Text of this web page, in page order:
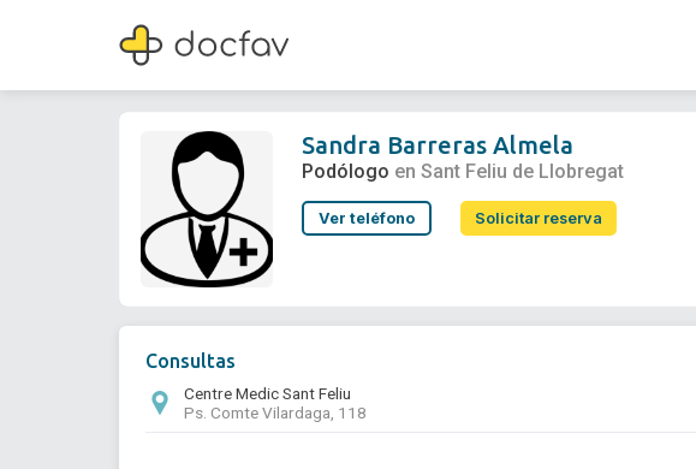
Sandra Barreras Almela
Podólogo
Sandra Barreras Almela
Podólogo en Sant Feliu de Llobregat
Ver teléfono Solicitar reserva
Consultas
Centre Medic Sant Feliu
Ps. Comte Vilardaga, 118